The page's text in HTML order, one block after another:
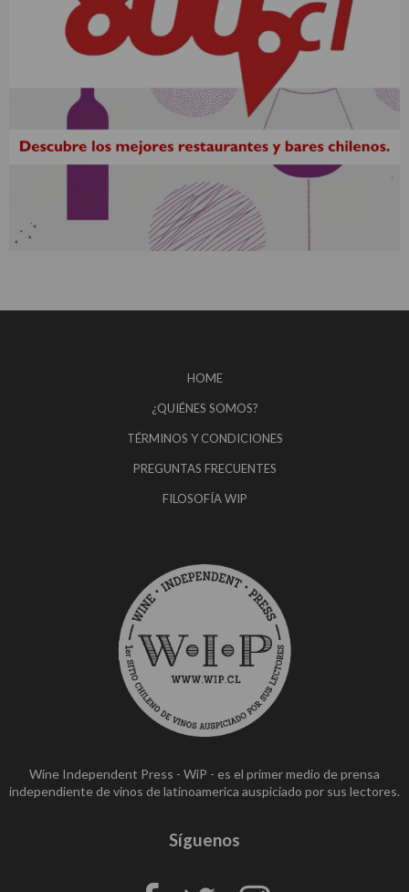
HOME
¿QUIÉNES SOMOS?
TÉRMINOS Y CONDICIONES
PREGUNTAS FRECUENTES
FILOSOFÍA WIP
Wine Independent Press - WiP - es el primer medio de prensa
independiente de vinos de latinoamerica auspiciado por sus lectores.
Síguenos